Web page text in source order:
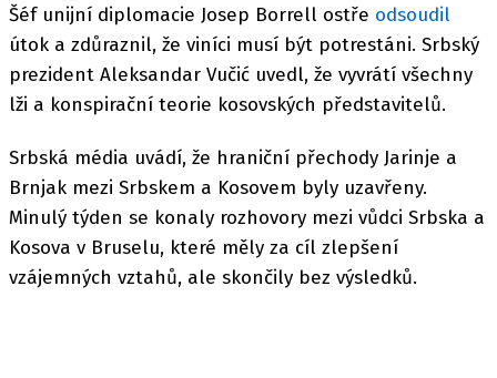
Šéf unijní diplomacie Josep Borrell ostře odsoudil
útok a zdůraznil, že viníci musí být potrestáni. Srbský
prezident Aleksandar Vučić uvedl, že vyvrátí všechny
lži a konspirační teorie kosovských představitelů.
Srbská média uvádí, že hraniční přechody Jarinje a
Brnjak mezi Srbskem a Kosovem byly uzavřeny.
Minulý týden se konaly rozhovory mezi vůdci Srbska a
Kosova v Bruselu, které měly za cíl zlepšení
vzájemných vztahů, ale skončily bez výsledků.